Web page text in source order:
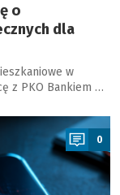
o
dla
w
z PKO Bankiem …
0